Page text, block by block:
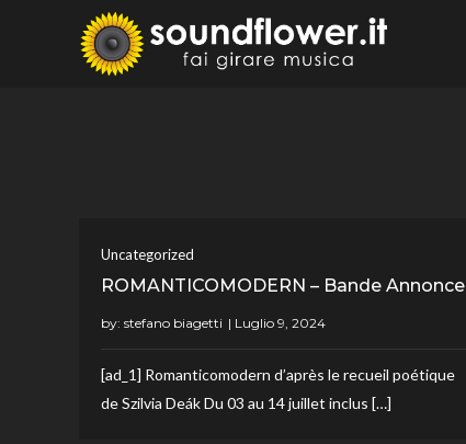
Uncategorized
ROMANTICOMODERN – Bande Annonce
by: stefano biagetti
[ad_1] Romanticomodern d’après le recueil poétique
de Szilvia Deák Du 03 au 14 juillet inclus […]